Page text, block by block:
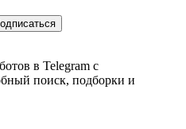
в Telegram с
поиск, подборки и